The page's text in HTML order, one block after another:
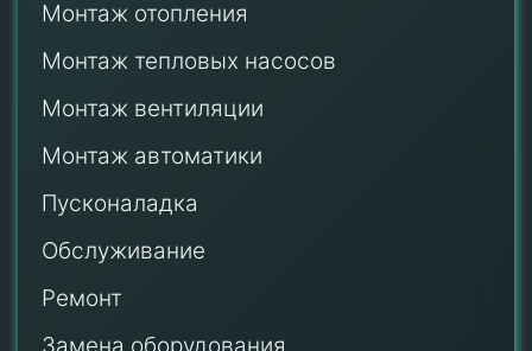
Монтаж отопления
Монтаж тепловых насосов
Монтаж вентиляции
Монтаж автоматики
Пусконаладка
Обслуживание
Ремонт
Замена оборудования